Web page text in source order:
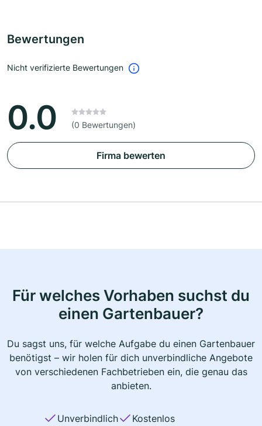
Bewertungen
Nicht verifizierte Bewertungen
0.0 (0 Bewertungen)
Firma bewerten
Für welches Vorhaben suchst du
einen Gartenbauer?
Du sagst uns, für welche Aufgabe du einen Gartenbauer
benötigst – wir holen für dich unverbindliche Angebote
von verschiedenen Fachbetrieben ein, die genau das
anbieten.
Unverbindlich
Kostenlos